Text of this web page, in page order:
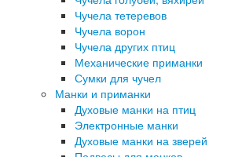
Чучела тетеревов
Чучела ворон
Чучела других птиц
Механические приманки
Сумки для чучел
Манки и приманки
Духовые манки на птиц
Электронные манки
Духовые манки на зверей